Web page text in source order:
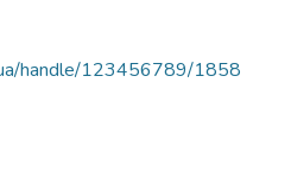
handle/123456789/1858